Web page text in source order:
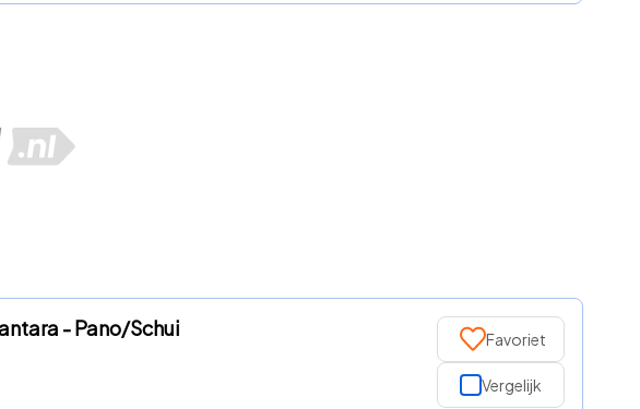
- Pano/Schui Favoriet
Vergelijk